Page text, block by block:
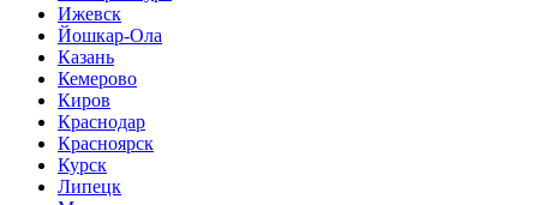
Ижевск
Йошкар-Ола
Казань
Кемерово
Киров
Краснодар
Красноярск
Курск
Липецк